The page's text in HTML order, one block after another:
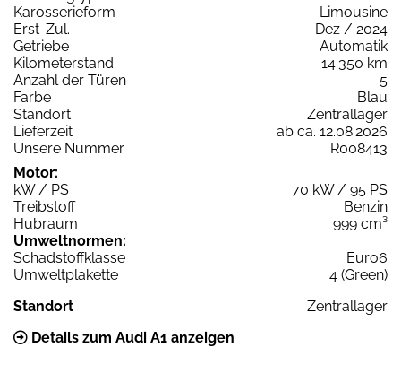
Karosserieform
Limousine
Erst-Zul.
Dez / 2024
Getriebe
Automatik
Kilometerstand
14.350 km
Anzahl der Türen
5
Farbe
Blau
Standort
Zentrallager
Lieferzeit
ab ca. 12.08.2026
Unsere Nummer
R008413
Motor:
kW / PS
70 kW / 95 PS
Treibstoff
Benzin
Hubraum
999 cm³
Umweltnormen:
Schadstoffklasse
Euro6
Umweltplakette
4 (Green)
Standort
Zentrallager
Details zum Audi A1 anzeigen